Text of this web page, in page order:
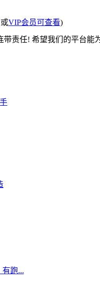
VIP会员可查看)
责任! 希望我们的平台能
跑...